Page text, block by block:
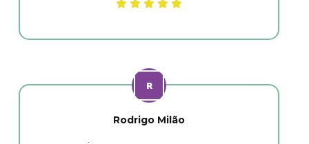
Rodrigo Milão